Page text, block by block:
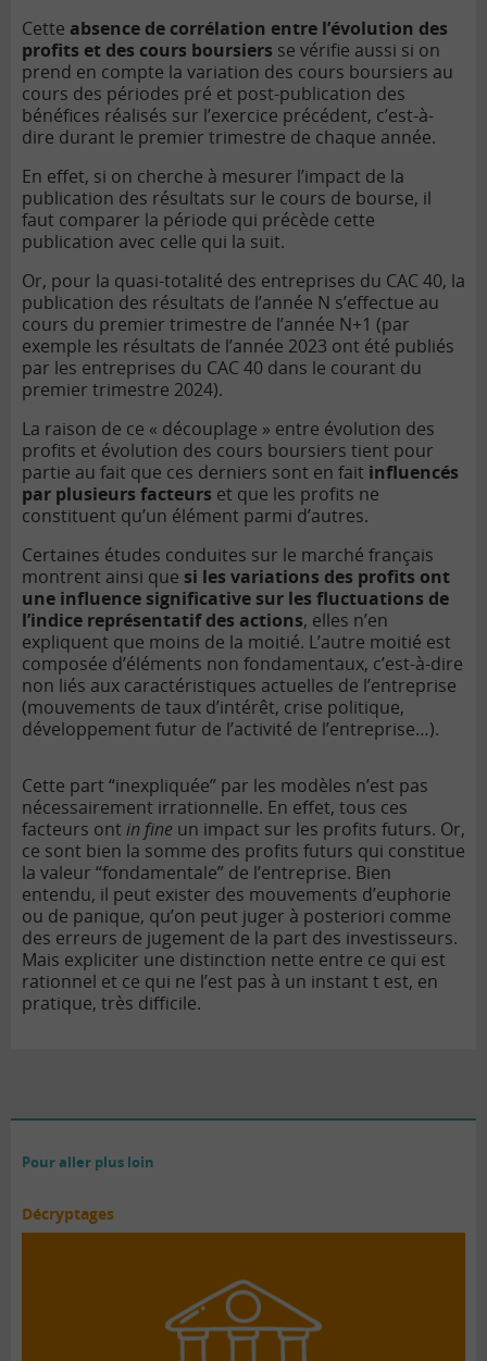
Cette absence de corrélation entre l’évolution des
profits et des cours boursiers se vérifie aussi si on
prend en compte la variation des cours boursiers au
cours des périodes pré et post-publication des
bénéfices réalisés sur l’exercice précédent, c’est-à-
dire durant le premier trimestre de chaque année.
En effet, si on cherche à mesurer l’impact de la
publication des résultats sur le cours de bourse, il
faut comparer la période qui précède cette
publication avec celle qui la suit.
Or, pour la quasi-totalité des entreprises du CAC 40, la
publication des résultats de l’année N s’effectue au
cours du premier trimestre de l’année N+1 (par
exemple les résultats de l’année 2023 ont été publiés
par les entreprises du CAC 40 dans le courant du
premier trimestre 2024).
La raison de ce « découplage » entre évolution des
profits et évolution des cours boursiers tient pour
partie au fait que ces derniers sont en fait influencés
par plusieurs facteurs et que les profits ne
constituent qu’un élément parmi d’autres.
Certaines études conduites sur le marché français
montrent ainsi que si les variations des profits ont
une influence significative sur les fluctuations de
l’indice représentatif des actions, elles n’en
expliquent que moins de la moitié. L’autre moitié est
composée d’éléments non fondamentaux, c’est-à-dire
non liés aux caractéristiques actuelles de l’entreprise
(mouvements de taux d’intérêt, crise politique,
développement futur de l’activité de l’entreprise…).
Cette part “inexpliquée” par les modèles n’est pas
nécessairement irrationnelle. En effet, tous ces
facteurs ont in fine un impact sur les profits futurs. Or,
ce sont bien la somme des profits futurs qui constitue
la valeur “fondamentale” de l’entreprise. Bien
entendu, il peut exister des mouvements d’euphorie
ou de panique, qu’on peut juger à posteriori comme
des erreurs de jugement de la part des investisseurs.
Mais expliciter une distinction nette entre ce qui est
rationnel et ce qui ne l’est pas à un instant t est, en
pratique, très difficile.
Pour aller plus loin
Décryptages